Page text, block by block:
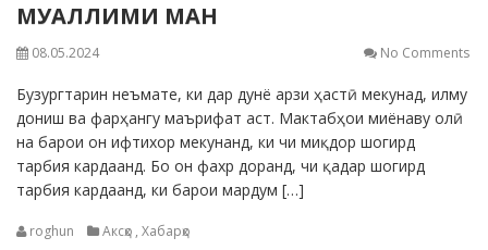
МУАЛЛИМИ МАН
08.05.2024 No Comments
Бузургтарин неъмате, ки дар дунё арзи ҳастӣ мекунад, илму
дониш ва фарҳангу маърифат аст. Мактабҳои миёнаву олӣ
на барои он ифтихор мекунанд, ки чи миқдор шогирд
тарбия кардаанд. Бо он фахр доранд, чи қадар шогирд
тарбия кардаанд, ки барои мардум […]
roghun Аксҳо , Хабарҳо